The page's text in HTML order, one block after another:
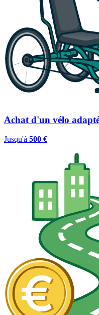
Achat d'un vélo
Jusqu'à 500 €